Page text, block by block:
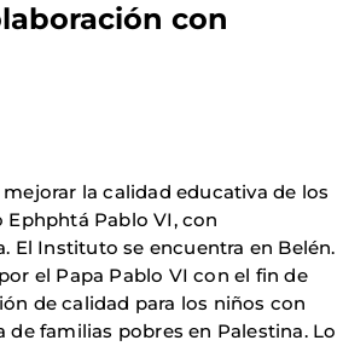
con
la calidad educativa de los
Pablo VI, con
El Instituto se encuentra en Belén.
el Papa Pablo VI con el fin de
de calidad para los niños con
familias pobres en Palestina. Lo